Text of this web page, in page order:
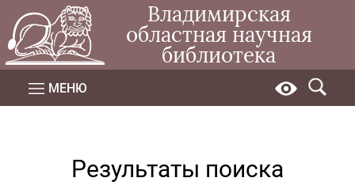
Владимирская
областная научная
библиотека
МЕНЮ
Результаты поиска